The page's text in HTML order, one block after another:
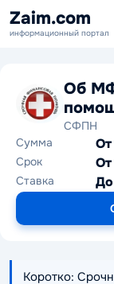
Zaim.com
информационный портал
Об
СФПН
Сумма
Срок От
Ставка
Коротко: